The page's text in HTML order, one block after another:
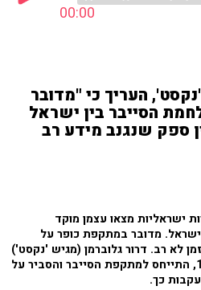
00:00
העריך כי "מדובר
הסייבר בין ישראל
ספק שנגנב מידע רב
ישראליות מצאו עצמן מוקד
מדובר במתקפת כופר על
לא רב. דרור גלוברמן (מגיש 'נקסט')
שוחח עם ענת דוידוב ב-103fm, התייחס למתקפת הסייבר והסביר על
כך.